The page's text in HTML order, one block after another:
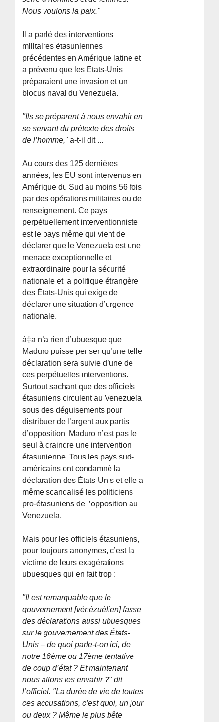
Nous voulons la paix."
Il a parlé des interventions
militaires étasuniennes
précédentes en Amérique latine et
a prévenu que les Etats-Unis
préparaient une invasion et un
blocus naval du Venezuela.
"Ils se préparent à nous envahir en
se servant du prétexte des droits
de l’homme,"a-t-il dit ...
Au cours des 125 dernières
années, les EU sont intervenus en
Amérique du Sud au moins 56 fois
par des opérations militaires ou de
renseignement. Ce pays
perpétuellement interventionniste
est le pays même qui vient de
déclarer que le Venezuela est une
menace exceptionnelle et
extraordinaire pour la sécurité
nationale et la politique étrangère
des États-Unis qui exige de
déclarer une situation d’urgence
nationale.
à‡a n’a rien d’ubuesque que
Maduro puisse penser qu’une telle
déclaration sera suivie d’une de
ces perpétuelles interventions.
Surtout sachant que des officiels
étasuniens circulent au Venezuela
sous des déguisements pour
distribuer de l’argent aux partis
d’opposition. Maduro n’est pas le
seul à craindre une intervention
étasunienne. Tous les pays sud-
américains ont condamné la
déclaration des États-Unis et elle a
même scandalisé les politiciens
pro-étasuniens de l’opposition au
Venezuela.
Mais pour les officiels étasuniens,
pour toujours anonymes, c’est la
victime de leurs exagérations
ubuesques qui en fait trop :
"Il est remarquable que le
gouvernement [vénézuélien] fasse
des déclarations aussi ubuesques
sur le gouvernement des États-
Unis – de quoi parle-t-on ici, de
notre 16ème ou 17ème tentative
de coup d’état ? Et maintenant
nous allons les envahir ?" dit
l’officiel. "La durée de vie de toutes
ces accusations, c’est quoi, un jour
ou deux ? Même le plus bête